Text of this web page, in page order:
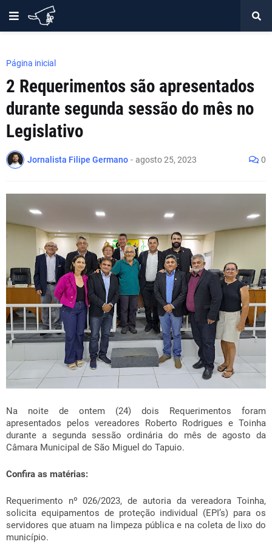
Página inicial
2 Requerimentos são apresentados
durante segunda sessão do mês no
Legislativo
Jornalista Filipe Germano - agosto 25, 2023 0
Na noite de ontem (24) dois Requerimentos foram
apresentados pelos vereadores Roberto Rodrigues e Toinha
durante a segunda sessão ordinária do mês de agosto da
Câmara Municipal de São Miguel do Tapuio.
Confira as matérias:
Requerimento nº 026/2023, de autoria da vereadora Toinha,
solicita equipamentos de proteção individual (EPI’s) para os
servidores que atuam na limpeza pública e na coleta de lixo do
município.